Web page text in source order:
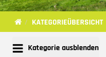
KATEGORIEÜBERSICHT
Kategorie ausblenden